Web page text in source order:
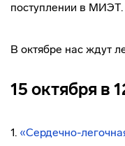
поступлении в МИЭТ.
В октябре нас ждут
15 октября в
1. «Сердечно-